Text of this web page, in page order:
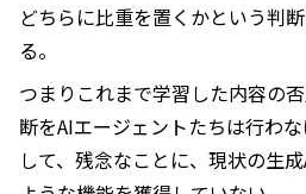
どちらに比重を置くかという判
る。
つまりこれまで学習した内容の
断をAIエージェントたちは行わ
して、残念なことに、現状の生